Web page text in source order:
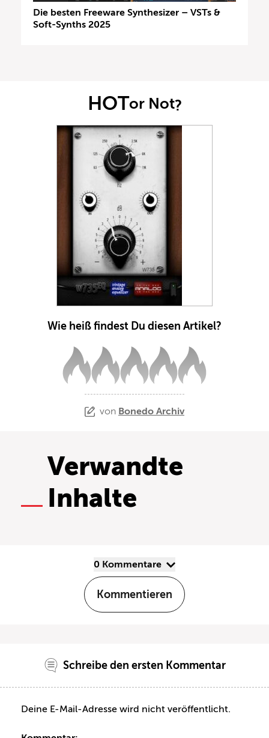
Die besten Freeware Synthesizer – VSTs &
Soft-Synths 2025
HOTor Not?
Wie heiß findest Du diesen Artikel?
von Bonedo Archiv
Verwandte
Inhalte
0 Kommentare
Kommentieren
Schreibe den ersten Kommentar
Deine E-Mail-Adresse wird nicht veröffentlicht.